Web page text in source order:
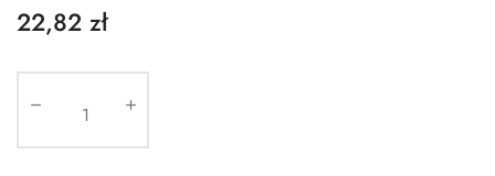
22,82 zł